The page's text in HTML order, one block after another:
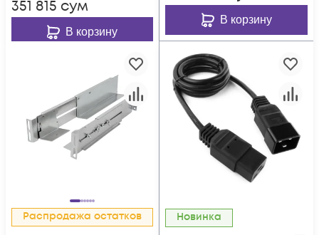
351 815 сум
В корзину
В корзину
Распродажа остатков Новинка